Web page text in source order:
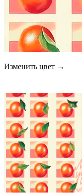
Изменить цвет →